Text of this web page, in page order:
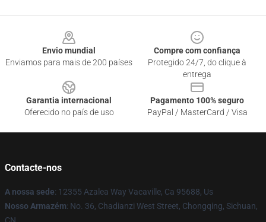
Envio mundial
Enviamos para mais de 200 países
Compre com confiança
Protegido 24/7, do clique à
entrega
Garantia internacional
Oferecido no país de uso
Pagamento 100% seguro
PayPal / MasterCard / Visa
Contacte-nos
A nossa sede: 12355 Azalea Way Vacaville, Ca 95688, Us
Nosso Armazém: No. 36, Chadianzi West Street, Chongqing, Sichuan,